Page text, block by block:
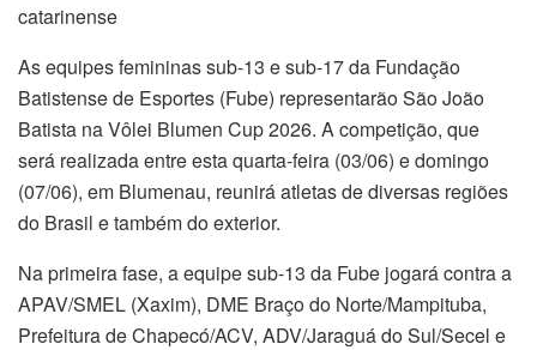
catarinense
As equipes femininas sub-13 e sub-17 da Fundação
Batistense de Esportes (Fube) representarão São João
Batista na Vôlei Blumen Cup 2026. A competição, que
será realizada entre esta quarta-feira (03/06) e domingo
(07/06), em Blumenau, reunirá atletas de diversas regiões
do Brasil e também do exterior.
Na primeira fase, a equipe sub-13 da Fube jogará contra a
APAV/SMEL (Xaxim), DME Braço do Norte/Mampituba,
Prefeitura de Chapecó/ACV, ADV/Jaraguá do Sul/Secel e